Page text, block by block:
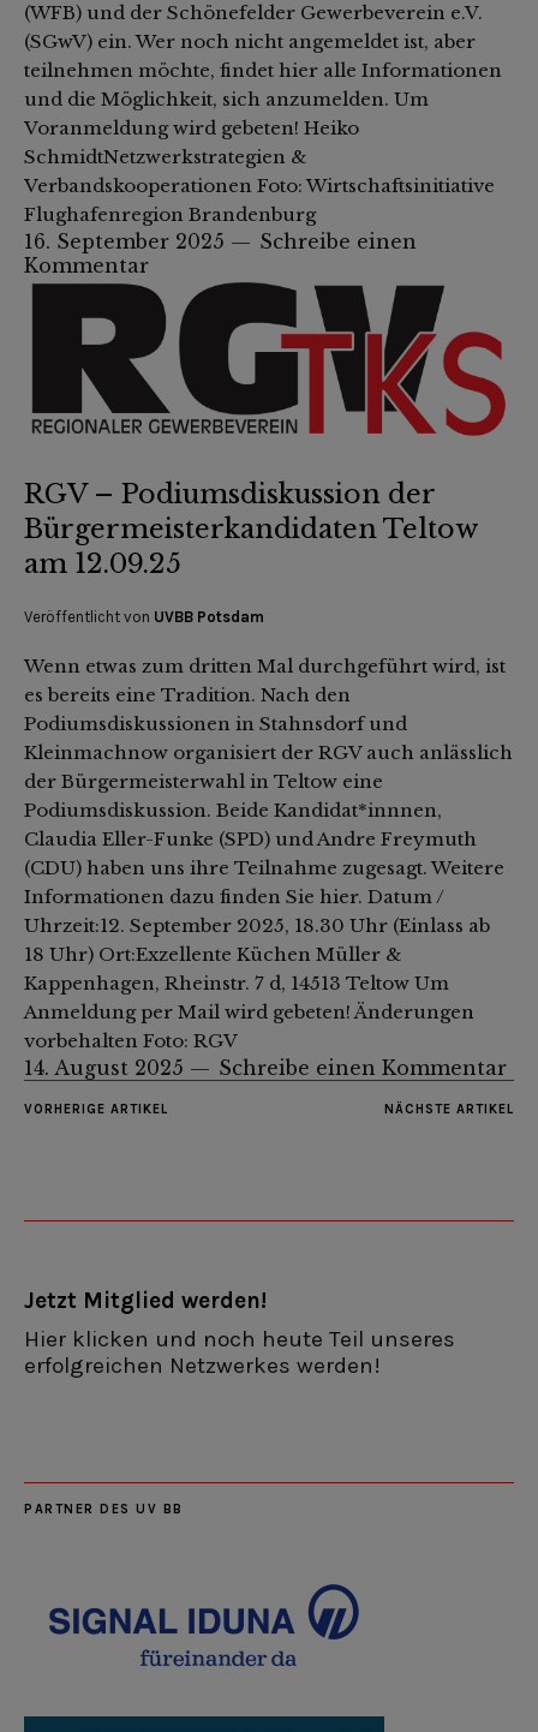
(WFB) und der Schönefelder Gewerbeverein e.V.
(SGwV) ein. Wer noch nicht angemeldet ist, aber
teilnehmen möchte, findet hier alle Informationen
und die Möglichkeit, sich anzumelden. Um
Voranmeldung wird gebeten! Heiko
SchmidtNetzwerkstrategien &
Verbandskooperationen Foto: Wirtschaftsinitiative
Flughafenregion Brandenburg
16. September 2025
Schreibe einen
Kommentar
RGV – Podiumsdiskussion der
Bürgermeisterkandidaten Teltow
am 12.09.25
Veröffentlicht von UVBB Potsdam
Wenn etwas zum dritten Mal durchgeführt wird, ist
es bereits eine Tradition. Nach den
Podiumsdiskussionen in Stahnsdorf und
Kleinmachnow organisiert der RGV auch anlässlich
der Bürgermeisterwahl in Teltow eine
Podiumsdiskussion. Beide Kandidat*innnen,
Claudia Eller-Funke (SPD) und Andre Freymuth
(CDU) haben uns ihre Teilnahme zugesagt. Weitere
Informationen dazu finden Sie hier. Datum /
Uhrzeit:12. September 2025, 18.30 Uhr (Einlass ab
18 Uhr) Ort:Exzellente Küchen Müller &
Kappenhagen, Rheinstr. 7 d, 14513 Teltow Um
Anmeldung per Mail wird gebeten! Änderungen
vorbehalten Foto: RGV
14. August 2025 Schreibe einen Kommentar
VORHERIGE ARTIKEL NÄCHSTE ARTIKEL
Jetzt Mitglied werden!
Hier klicken und noch heute Teil unseres
erfolgreichen Netzwerkes werden!
PARTNER DES UV BB